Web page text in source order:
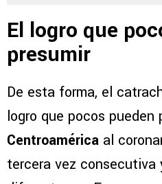
El logro que
presumir
De esta forma, el
logro que pocos pueden
Centroamérica al
tercera vez consecutiva